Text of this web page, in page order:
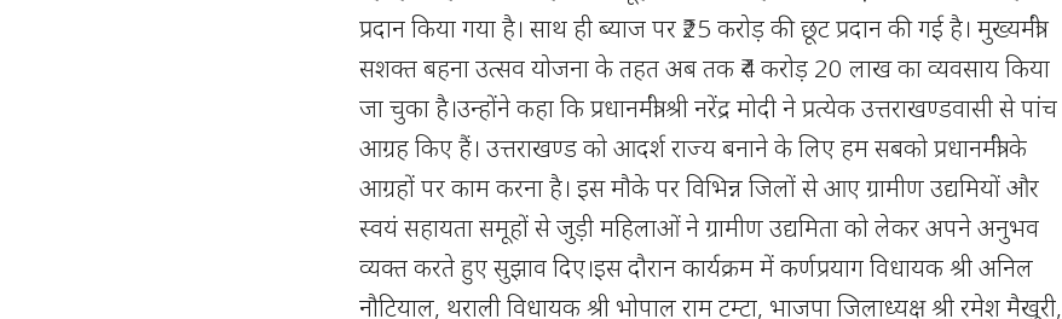
प्रदान किया गया है। साथ ही ब्याज पर ₹25 करोड़ की छूट प्रदान की गई है। मुख्यमंत्री
सशक्त बहना उत्सव योजना के तहत अब तक ₹4 करोड़ 20 लाख का व्यवसाय किया
जा चुका है।उन्होंने कहा कि प्रधानमंत्री श्री नरेंद्र मोदी ने प्रत्येक उत्तराखण्डवासी से पांच
आग्रह किए हैं। उत्तराखण्ड को आदर्श राज्य बनाने के लिए हम सबको प्रधानमंत्री के
आग्रहों पर काम करना है। इस मौके पर विभिन्न जिलों से आए ग्रामीण उद्यमियों और
स्वयं सहायता समूहों से जुड़ी महिलाओं ने ग्रामीण उद्यमिता को लेकर अपने अनुभव
व्यक्त करते हुए सुझाव दिए।इस दौरान कार्यक्रम में कर्णप्रयाग विधायक श्री अनिल
नौटियाल, थराली विधायक श्री भोपाल राम टम्टा, भाजपा जिलाध्यक्ष श्री रमेश मैखुरी,